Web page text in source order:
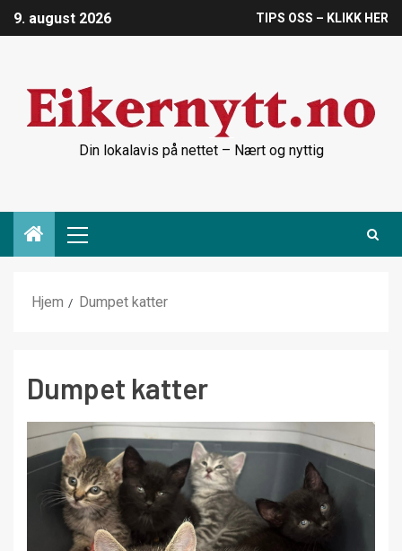
9. august 2026 TIPS OSS – KLIKK HER
Din lokalavis på nettet – Nært og nyttig
Hjem Dumpet katter
Dumpet katter